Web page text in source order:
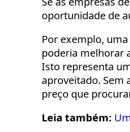
oportunidade de
Por exemplo,
poderia melhorar
Isto representa
aproveitado. Sem
preço que
Leia também: